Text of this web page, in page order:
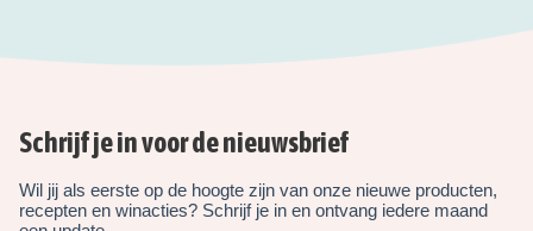
Schrijf je in voor de nieuwsbrief